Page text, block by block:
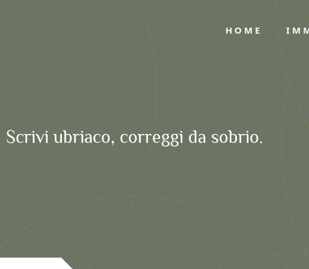
HOME
Scrivi ubriaco, correggi da sobrio.